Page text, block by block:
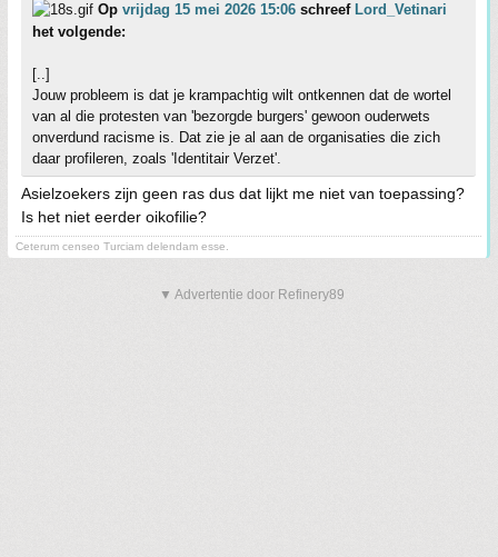
Op vrijdag 15 mei 2026 15:06 schreef Lord_Vetinari
het volgende:
[..]
Jouw probleem is dat je krampachtig wilt ontkennen dat de wortel
van al die protesten van 'bezorgde burgers' gewoon ouderwets
onverdund racisme is. Dat zie je al aan de organisaties die zich
daar profileren, zoals 'Identitair Verzet'.
Asielzoekers zijn geen ras dus dat lijkt me niet van toepassing?
Is het niet eerder oikofilie?
Ceterum censeo Turciam delendam esse.
▼ Advertentie door Refinery89